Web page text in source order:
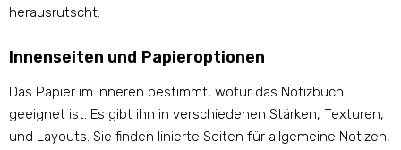
herausrutscht.
Innenseiten und Papieroptionen
Das Papier im Inneren bestimmt, wofür das Notizbuch
geeignet ist. Es gibt ihn in verschiedenen Stärken, Texturen,
und Layouts. Sie finden linierte Seiten für allgemeine Notizen,